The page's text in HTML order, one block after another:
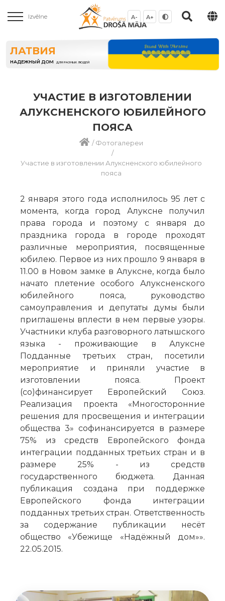
Izvēlne A- A+
ЛАТВИЯ
НАДЕЖНЫЙ ДОМ ДЛЯ РАЗНЫХ ЛЮДЕЙ
УЧАСТИЕ В ИЗГОТОВЛЕНИИ
АЛУКСНЕНСКОГО ЮБИЛЕЙНОГО
ПОЯСА
/Фотогалереи
/
Участие в изготовлении Алуксненского юбилейного
пояса
2 января этого года исполнилось 95 лет с
момента, когда город Алуксне получил
права города и поэтому с января до
праздника города в городе проходят
различные мероприятия, посвященные
юбилею. Первое из них прошло 9 января в
11.00 в Новом замке в Алуксне, когда было
начато плетение особого Алуксненского
юбилейного пояса, руководство
самоуправления и депутаты думы были
приглашены вплести в нем первые узоры.
Участники клуба разговорного латышского
языка - проживающие в Алуксне
Подданные третьих стран, посетили
мероприятие и приняли участие в
изготовлении пояса. Проект
(со)финансирует Европейский Союз.
Реализация проекта «Многосторонние
решения для просвещения и интеграции
общества 3» софинансируется в размере
75% из средств Европейского фонда
интеграции подданных третьих стран и в
размере 25% - из средств
государственного бюджета. Данная
публикация создана при поддержке
Европейского фонда интеграции
подданных третьих стран. Ответственность
за содержание публикации несёт
общество «Убежище «Надёжный дом»».
22.05.2015.